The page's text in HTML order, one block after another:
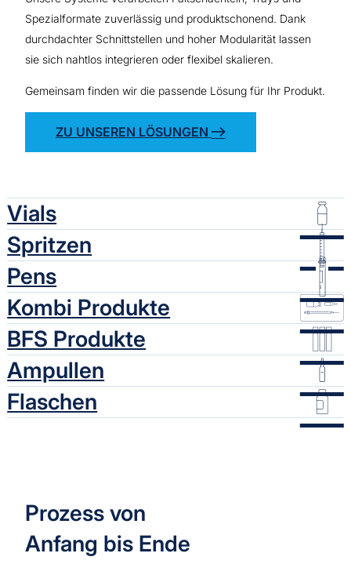
Spezialformate zuverlässig und produktschonend. Dank
durchdachter Schnittstellen und hoher Modularität lassen
sie sich nahtlos integrieren oder flexibel skalieren.
Gemeinsam finden wir die passende Lösung für Ihr Produkt.
ZU UNSEREN LÖSUNGEN
Vials
Spritzen
Pens
Kombi Produkte
BFS Produkte
Ampullen
Flaschen
Prozess von
Anfang bis Ende